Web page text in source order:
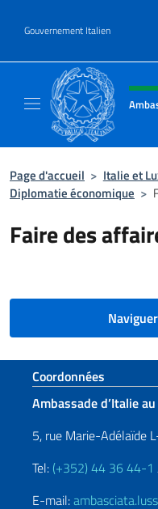
Gouvernement Italien
Site Web,
Page d'accueil > Italie et
Diplomatie économique >
Faire des
Section de
Coordonnées
Ambassade d’Italie
5, rue Marie-Adélaïde
Tel: (+352) 44 36 44-1
E-mail: